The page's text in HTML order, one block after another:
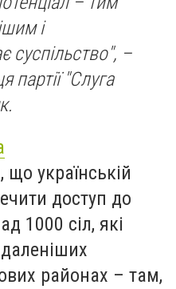
і
суспільство", –
партії "Слуга
українській
доступ до
1000 сіл, які
районах – там,